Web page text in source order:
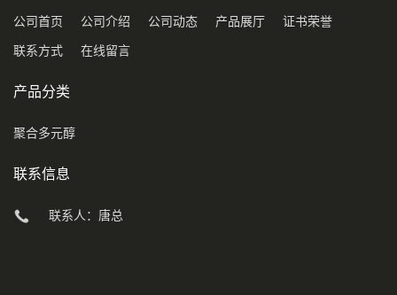
公司首页 公司介绍 公司动态 产品展厅 证书荣誉
联系方式 在线留言
产品分类
聚合多元醇
联系信息
联系人：唐总